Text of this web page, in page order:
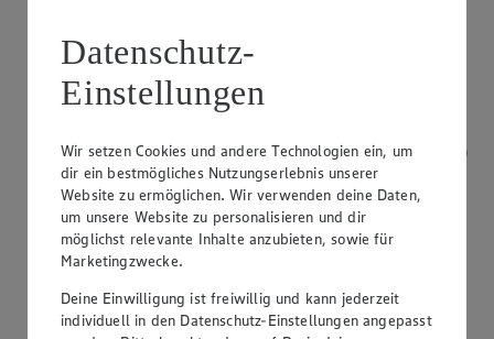
Datenschutz-
Einstellungen
Wir setzen Cookies und andere Technologien ein, um
dir ein bestmögliches Nutzungserlebnis unserer
Website zu ermöglichen. Wir verwenden deine Daten,
um unsere Website zu personalisieren und dir
möglichst relevante Inhalte anzubieten, sowie für
Marketingzwecke.
Deine Einwilligung ist freiwillig und kann jederzeit
individuell in den Datenschutz-Einstellungen angepasst